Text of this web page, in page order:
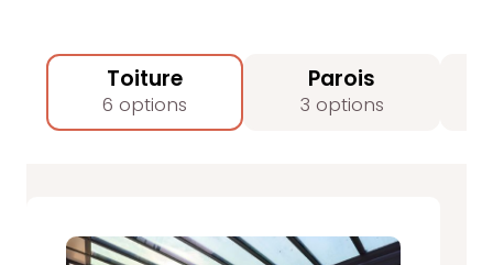
Toiture
6 options
Parois
3 options